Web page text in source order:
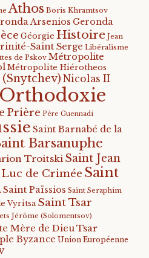
Athos Boris Khramtsov
Arsenios Geronda
Géorgie Histoire Jean
Saint Serge Libéralisme
de Pskov Métropolite
Métropolite Hiérotheos
Nicolas II
Orthodoxie
Prière Père Guennadi
Saint Barnabé de la
Barsanuphe
Troitski Saint Jean
de Crimée Saint
Saint Païssios Saint Seraphim
Vyritsa Saint Tsar
Jérôme (Solomentsov)
Mère de DieuTsar
Byzance Union Européenne